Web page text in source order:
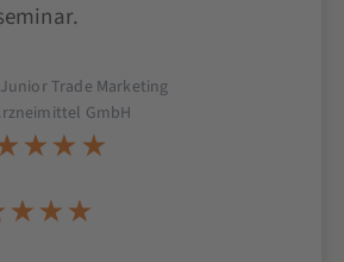
Trade Marketing
GmbH